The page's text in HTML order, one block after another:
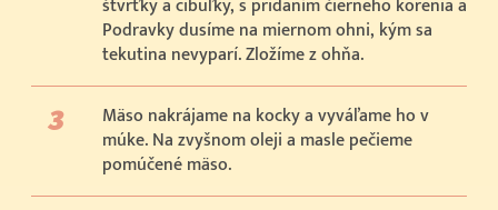
štvrťky a cibuľky, s pridaním čierneho korenia a
Podravky dusíme na miernom ohni, kým sa
tekutina nevyparí. Zložíme z ohňa.
Mäso nakrájame na kocky a vyváľame ho v
múke. Na zvyšnom oleji a masle pečieme
pomúčené mäso.